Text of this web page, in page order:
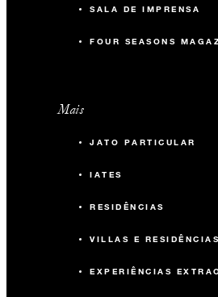
SALA DE IMPRENSA
FOUR SEASONS
Mais
JATO PARTICULAR
IATES
RESIDÊNCIAS
VILLAS E
EXPERIÊNCIAS